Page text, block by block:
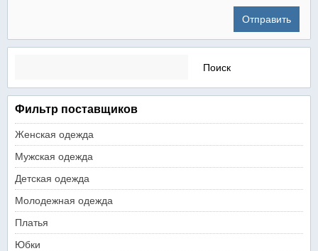
Найти:
Фильтр поставщиков
Женская одежда
Мужская одежда
Детская одежда
Молодежная одежда
Платья
Юбки